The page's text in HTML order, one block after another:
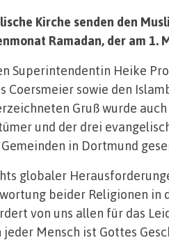
Kirche senden den
Ramadan, der am 1.
Superintendentin Heike
Coersmeier sowie den
Gruß wurde
und der drei
in Dortmund
globaler
beider Religionen in
von uns allen für das
Mensch ist Gottes